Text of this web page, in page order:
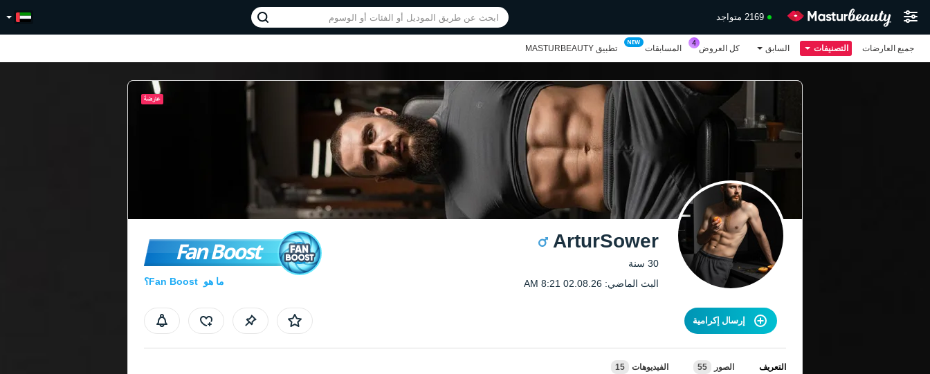
2169 متواجد
جميع العارضات التصنيفات السابق كل العروض المسابقات تطبيق MASTURBEAUTY
ArturSower
30 سنة
البث الماضي: 02.08.26 8:21 AM
Fan Boost
ما هو Fan Boost؟
إرسال إكرامية
التعريف الصور 55 الفيديوهات 15